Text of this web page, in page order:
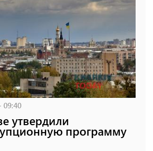
09:40
утвердили
программу